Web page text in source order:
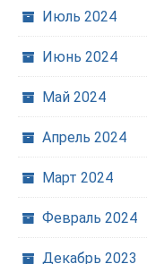
Июль 2024
Июнь 2024
Май 2024
Апрель 2024
Март 2024
Февраль 2024
Декабрь 2023